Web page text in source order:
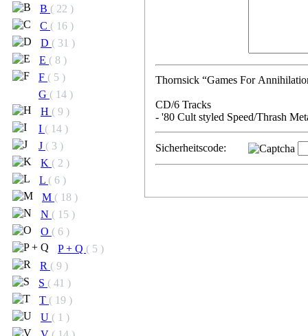
B ( 22 )
C ( 16 )
D ( 31 )
E ( 8 )
F ( 5 )
G ( 14 )
H ( 9 )
I ( 14 )
J ( 3 )
K ( 2 )
L ( 6 )
M ( 18 )
N ( 15 )
O ( 6 )
P + Q ( 5 )
R ( 9 )
S ( 41 )
T ( 19 )
U ( 1 )
Thornsick “Games For
CD/6 Tracks
- '80 Cult styled Speed/Thrash
Sicherheitscode: